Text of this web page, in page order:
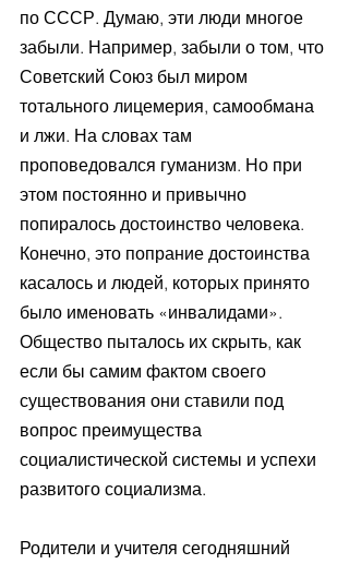
по СССР. Думаю, эти люди многое
забыли. Например, забыли о том, что
Советский Союз был миром
тотального лицемерия, самообмана
и лжи. На словах там
проповедовался гуманизм. Но при
этом постоянно и привычно
попиралось достоинство человека.
Конечно, это попрание достоинства
касалось и людей, которых принято
было именовать «инвалидами».
Общество пыталось их скрыть, как
если бы самим фактом своего
существования они ставили под
вопрос преимущества
социалистической системы и успехи
развитого социализма.
Родители и учителя сегодняшний